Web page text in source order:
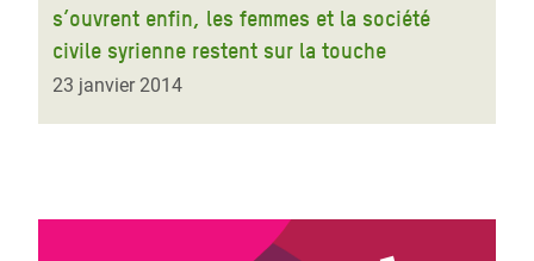
s’ouvrent enfin, les femmes et la société
civile syrienne restent sur la touche
23 janvier 2014